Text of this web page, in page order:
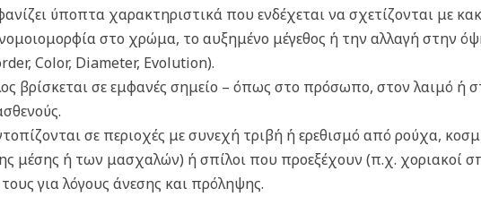
ύποπτα χαρακτηριστικά που ενδέχεται να σχετίζονται με
στο χρώμα, το αυξημένο μέγεθος ή την αλλαγή στην
Color, Diameter, Evolution).
βρίσκεται σε εμφανές σημείο – όπως στο πρόσωπο, στον λαιμό ή
σε περιοχές με συνεχή τριβή ή ερεθισμό από ρούχα,
μέσης ή των μασχαλών) ή σπίλοι που προεξέχουν (π.χ. χοριακοί
για λόγους άνεσης και πρόληψης.